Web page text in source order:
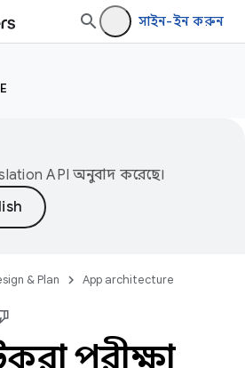
সাইন-ইন করুন
API অনুবাদ করেছে।
& Plan App architecture
পরীক্ষা